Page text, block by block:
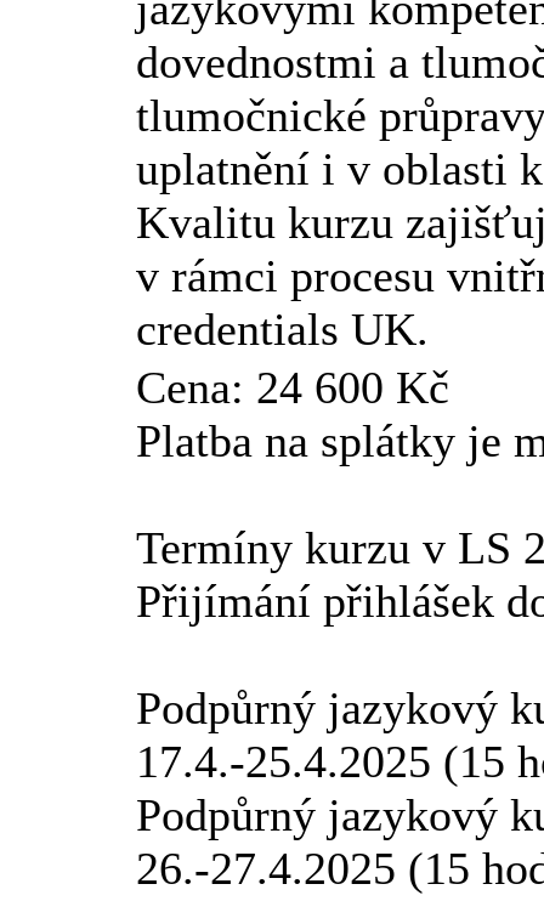
dovednostmi a
tlumočnické
uplatnění i v oblasti
Kvalitu kurzu
v rámci procesu
credentials UK.
Cena: 24 600 Kč
Platba na splátky je
Termíny kurzu v LS
Přijímání přihlášek
Podpůrný jazykový
17.4.-25.4.2025 (15
Podpůrný jazykový
26.-27.4.2025 (15